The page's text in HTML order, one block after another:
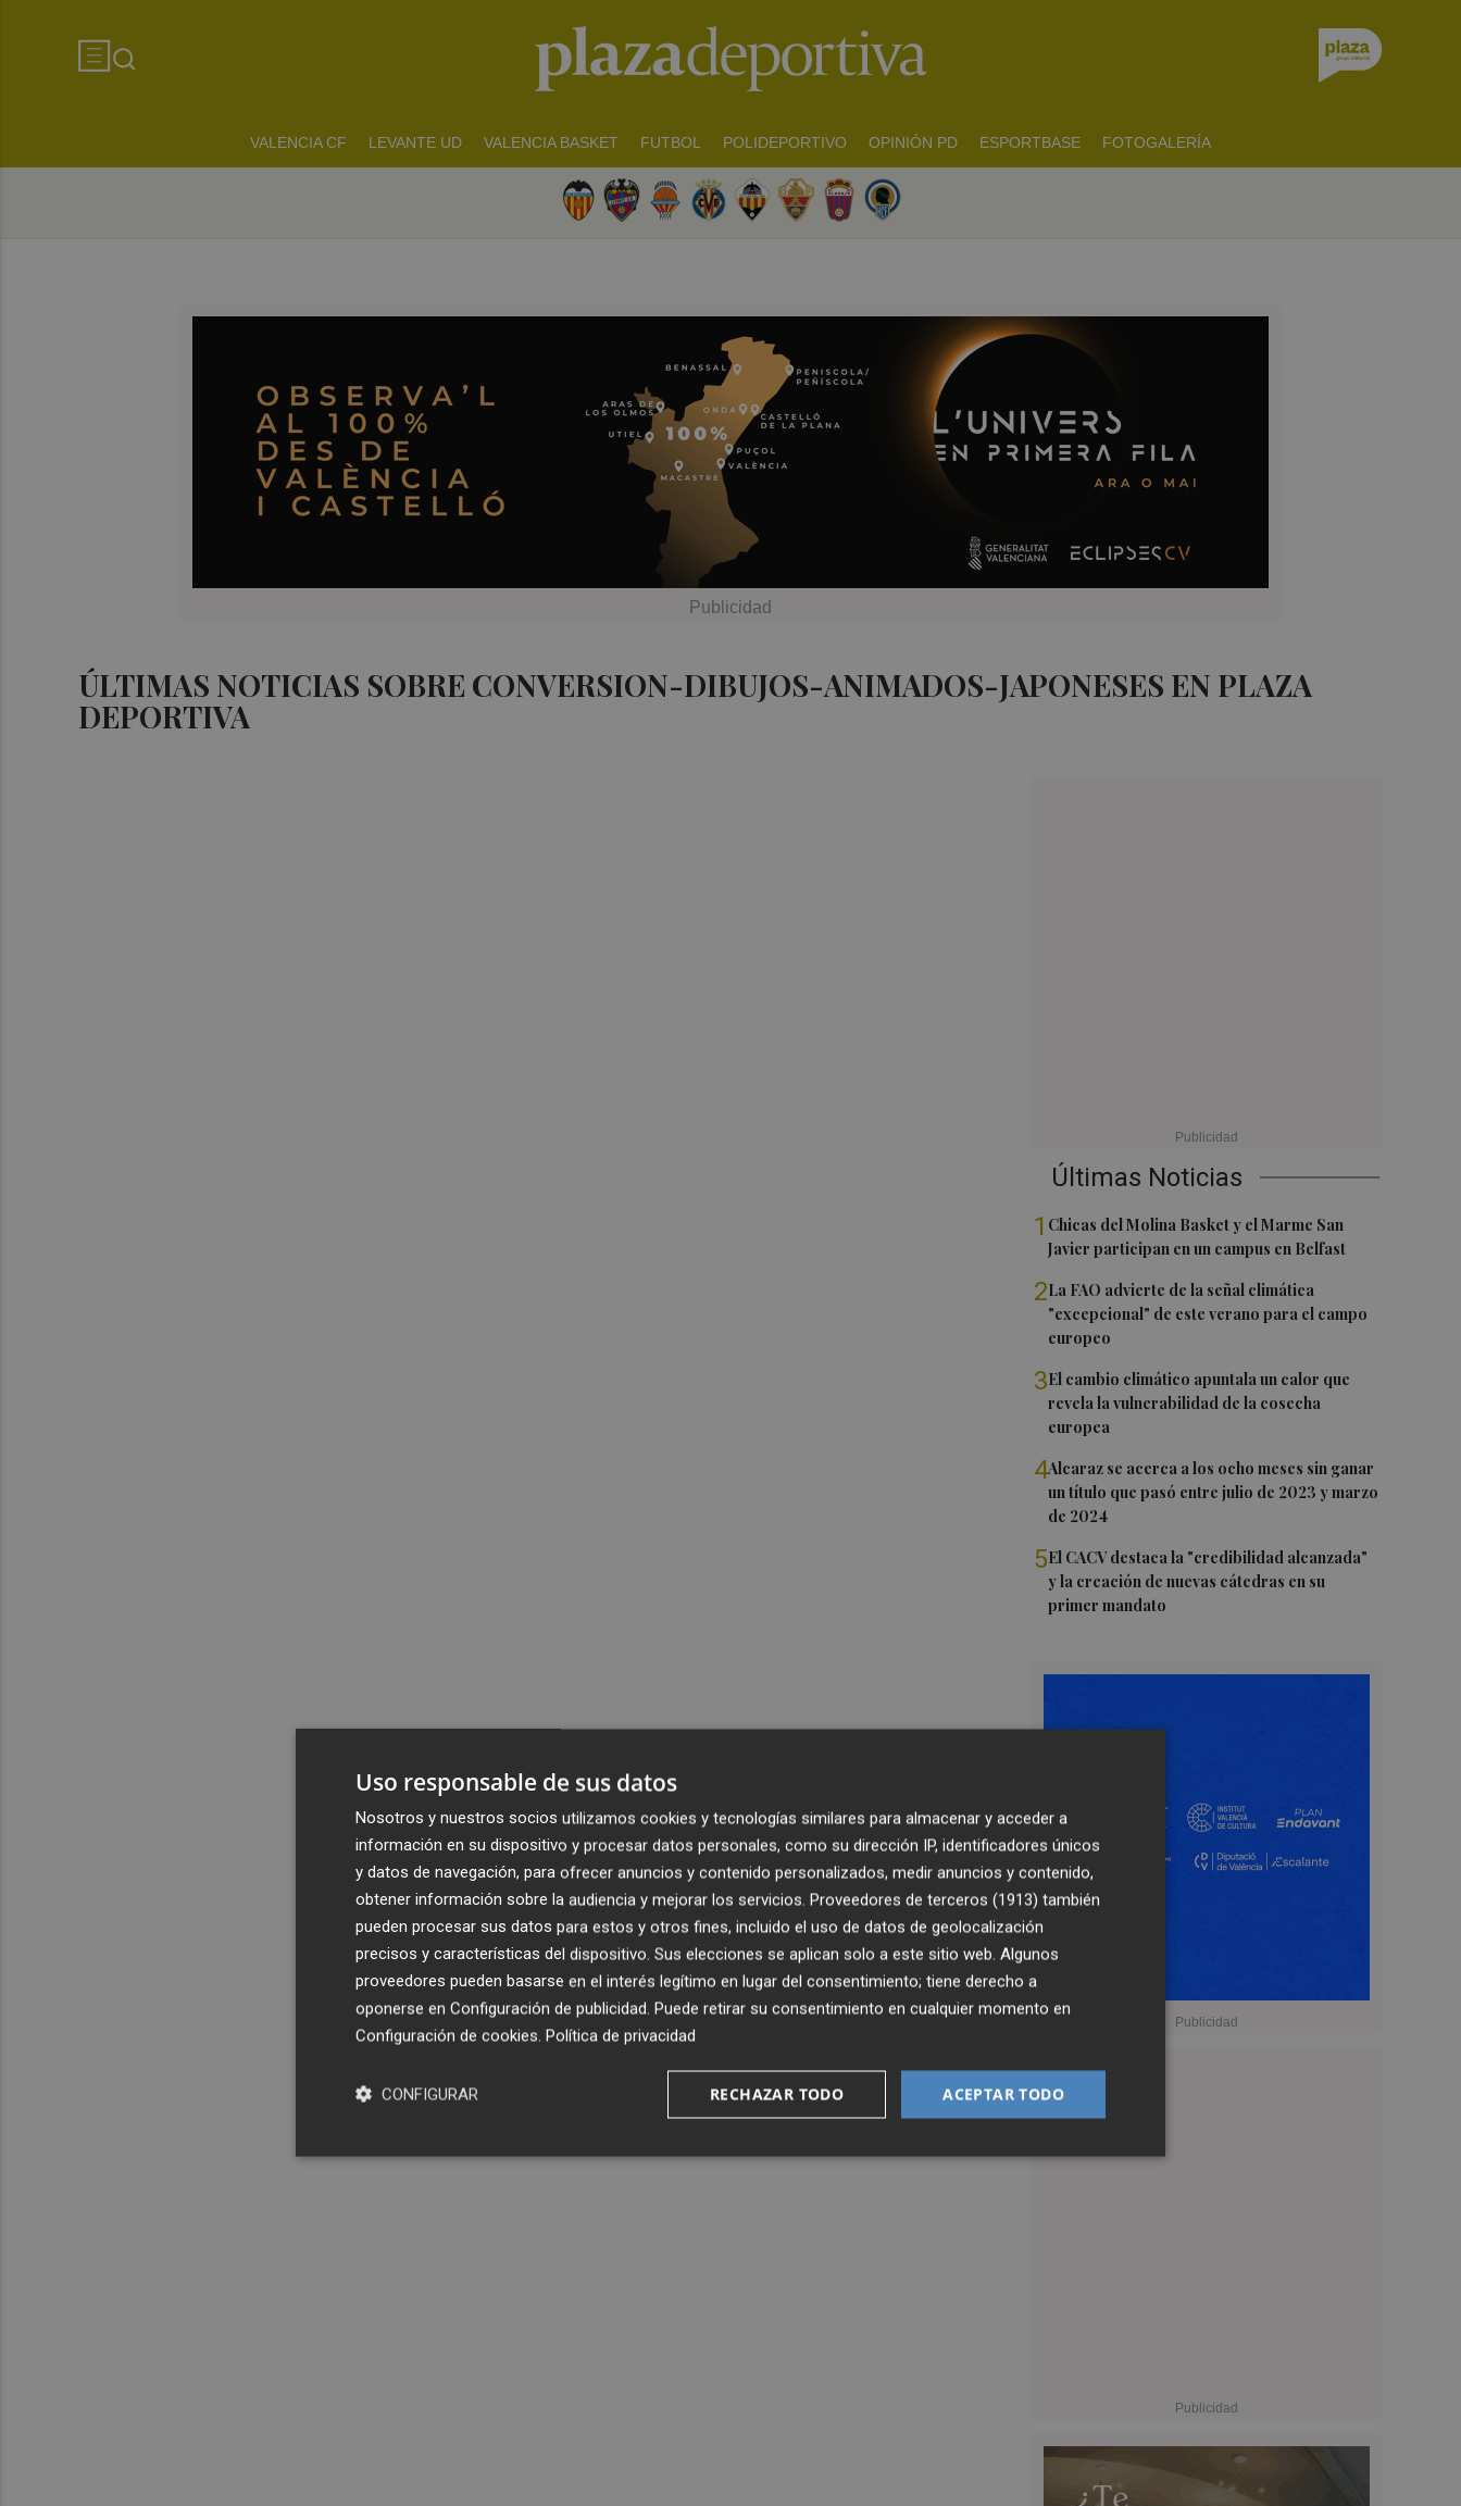
VALENCIA CF LEVANTE UD VALENCIA BASKET FUTBOL POLIDEPORTIVO OPINIÓN PD ESPORTBASE FOTOGALERÍA
ÚLTIMAS NOTICIAS SOBRE CONVERSION-DIBUJOS-ANIMADOS-JAPONESES EN PLAZA
DEPORTIVA
Últimas Noticias
1 Chicas del Molina Basket y el Marme San
Javier participan en un campus en Belfast
2La FAO advierte de la señal climática
"excepcional" de este verano para el campo
europeo
3El cambio climático apuntala un calor que
revela la vulnerabilidad de la cosecha
europea
4Alcaraz se acerca a los ocho meses sin ganar
un título que pasó entre julio de 2023 y marzo
de 2024
5El CACV destaca la "credibilidad alcanzada"
y la creación de nuevas cátedras en su
primer mandato
Uso responsable de sus datos
Nosotros y nuestros socios utilizamos cookies y tecnologías similares para almacenar y acceder a
información en su dispositivo y procesar datos personales, como su dirección IP, identificadores únicos
y datos de navegación, para ofrecer anuncios y contenido personalizados, medir anuncios y contenido,
obtener información sobre la audiencia y mejorar los servicios. Proveedores de terceros (1913) también
pueden procesar sus datos para estos y otros fines, incluido el uso de datos de geolocalización
precisos y características del dispositivo. Sus elecciones se aplican solo a este sitio web. Algunos
proveedores pueden basarse en el interés legítimo en lugar del consentimiento; tiene derecho a
oponerse en Configuración de publicidad. Puede retirar su consentimiento en cualquier momento en
Configuración de cookies. Política de privacidad
ACEPTAR TODO
RECHAZAR TODO
CONFIGURAR